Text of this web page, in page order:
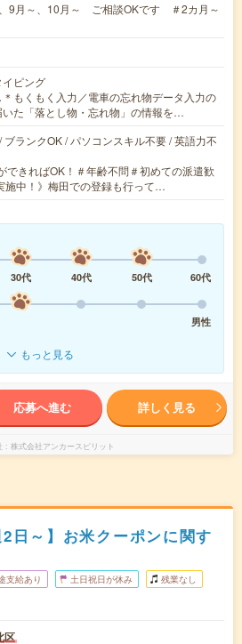
、9月～、10月～ ご相談OKです ＃2カ月～
ピング
もくもく入力／電車の忘れ物データ入力の
いた「落とし物・忘れ物」の情報を…
ブランクOK / パソコンスキル不要 / 英語力不
できればOK！＃年齢不問＃初めての派遣歓
施中！》梅田での登録も行って…
30代 40代 50代
60代
男性
もっと見る
応募へ進む 詳しく見る
株式会社アンカースピリット
2日～】お米クーポンに関す
支給あり 土日祝日が休み 残業なし
区